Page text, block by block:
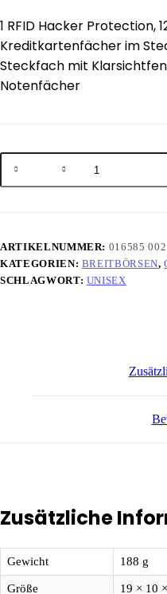
1 RFID Hacker Protection,
Kreditkartenfächer im
Steckfach mit
Notenfächer
ARTIKELNUMMER: 016585 002
KATEGORIEN: BREITBÖRSEN,
SCHLAGWORT: UNISEX
Zusätzliche
Gewicht 188 g
Größe 19 × 10